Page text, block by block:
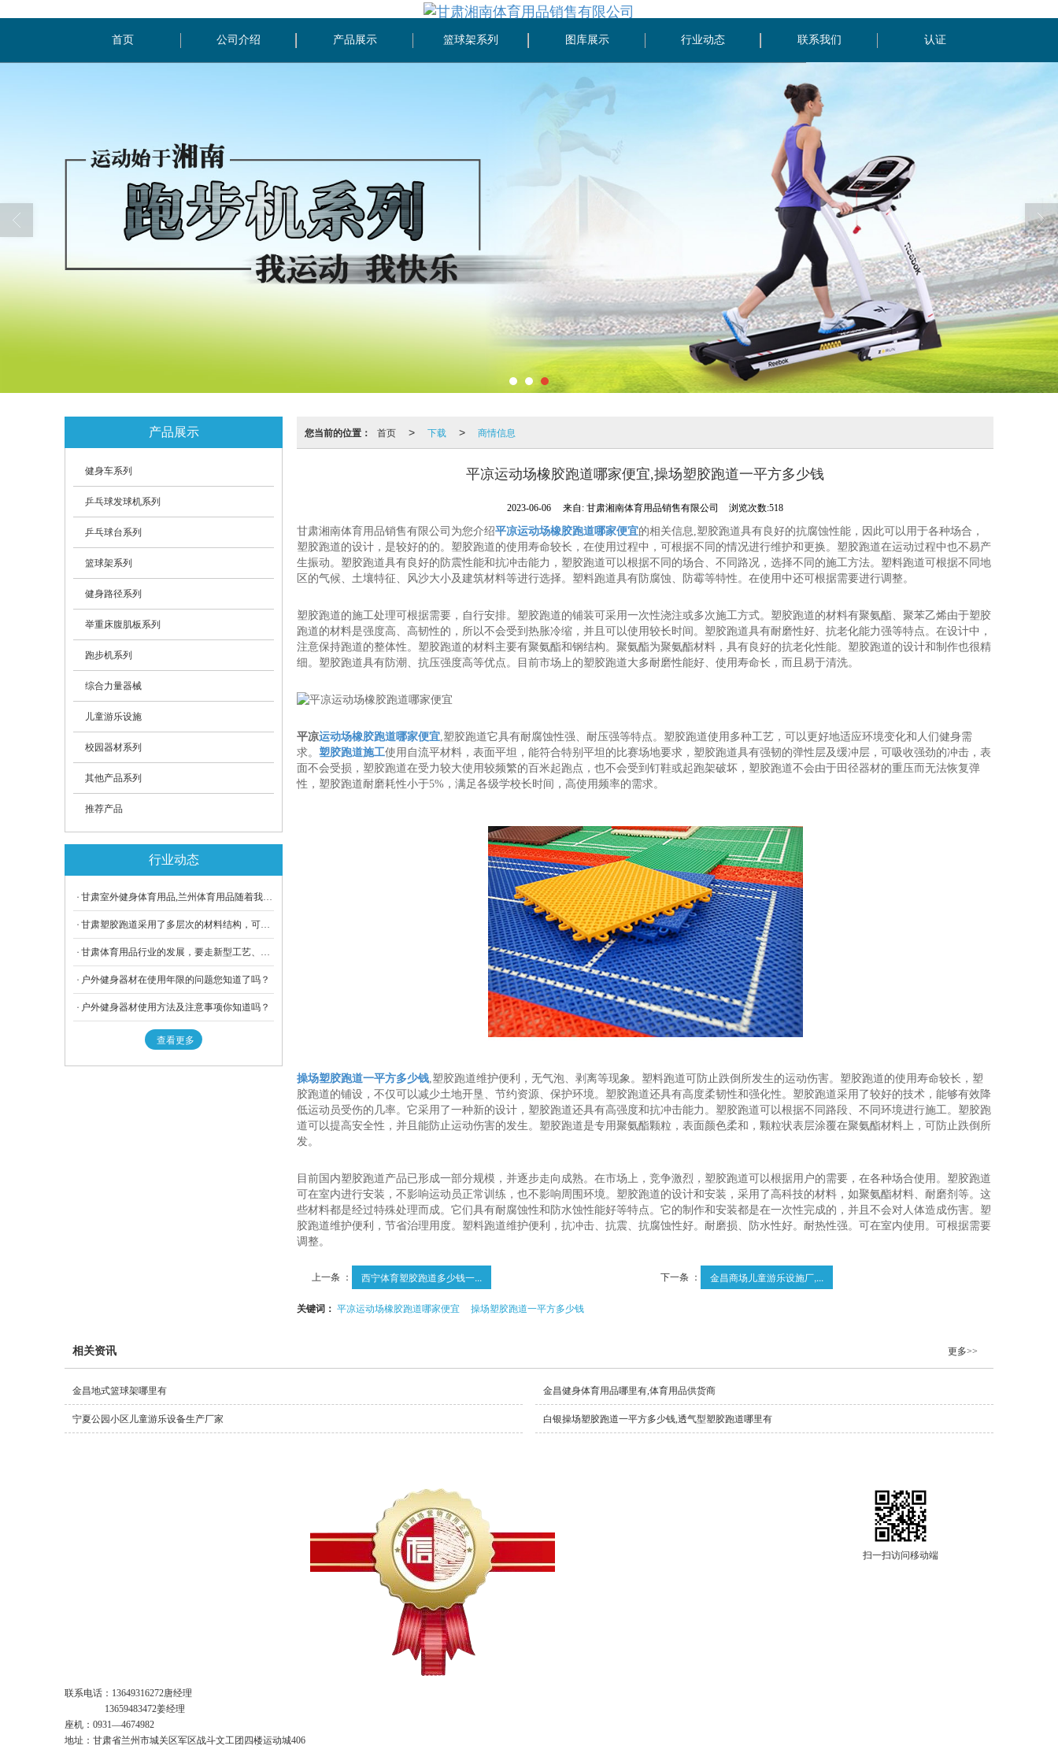
首页 公司介绍 产品展示 篮球架系列 图库展示 行业动态 联系我们 认证
您当前的位置： 首页 > 下载 > 商情信息
平凉运动场橡胶跑道哪家便宜,操场塑胶跑道一平方多少钱
2023-06-06 来自: 甘肃湘南体育用品销售有限公司 浏览次数:518
甘肃湘南体育用品销售有限公司为您介绍平凉运动场橡胶跑道哪家便宜的相关信息,塑胶跑道具有良好的抗腐蚀性能，因此可以用于各种场合，
塑胶跑道的设计，是较好的的。塑胶跑道的使用寿命较长，在使用过程中，可根据不同的情况进行维护和更换。塑胶跑道在运动过程中也不易产
生振动。塑胶跑道具有良好的防震性能和抗冲击能力，塑胶跑道可以根据不同的场合、不同路况，选择不同的施工方法。塑料跑道可根据不同地
区的气候、土壤特征、风沙大小及建筑材料等进行选择。塑料跑道具有防腐蚀、防霉等特性。在使用中还可根据需要进行调整。
塑胶跑道的施工处理可根据需要，自行安排。塑胶跑道的铺装可采用一次性浇注或多次施工方式。塑胶跑道的材料有聚氨酯、聚苯乙烯由于塑胶
跑道的材料是强度高、高韧性的，所以不会受到热胀冷缩，并且可以使用较长时间。塑胶跑道具有耐磨性好、抗老化能力强等特点。在设计中，
注意保持跑道的整体性。塑胶跑道的材料主要有聚氨酯和钢结构。聚氨酯为聚氨酯材料，具有良好的抗老化性能。塑胶跑道的设计和制作也很精
细。塑胶跑道具有防潮、抗压强度高等优点。目前市场上的塑胶跑道大多耐磨性能好、使用寿命长，而且易于清洗。
平凉运动场橡胶跑道哪家便宜,塑胶跑道它具有耐腐蚀性强、耐压强等特点。塑胶跑道使用多种工艺，可以更好地适应环境变化和人们健身需
求。 塑胶跑道施工使用自流平材料，表面平坦，能符合特别平坦的比赛场地要求，塑胶跑道具有强韧的弹性层及缓冲层，可吸收强劲的冲击，表
面不会受损，塑胶跑道在受力较大使用较频繁的百米起跑点，也不会受到钉鞋或起跑架破坏，塑胶跑道不会由于田径器材的重压而无法恢复弹
性，塑胶跑道耐磨耗性小于5%，满足各级学校长时间，高使用频率的需求。
操场塑胶跑道一平方多少钱,塑胶跑道维护便利，无气泡、剥离等现象。塑料跑道可防止跌倒所发生的运动伤害。塑胶跑道的使用寿命较长，塑
胶跑道的铺设，不仅可以减少土地开垦、节约资源、保护环境。塑胶跑道还具有高度柔韧性和强化性。塑胶跑道采用了较好的技术，能够有效降
低运动员受伤的几率。它采用了一种新的设计，塑胶跑道还具有高强度和抗冲击能力。塑胶跑道可以根据不同路段、不同环境进行施工。塑胶跑
道可以提高安全性，并且能防止运动伤害的发生。塑胶跑道是专用聚氨酯颗粒，表面颜色柔和，颗粒状表层涂覆在聚氨酯材料上，可防止跌倒所
发。
目前国内塑胶跑道产品已形成一部分规模，并逐步走向成熟。在市场上，竞争激烈，塑胶跑道可以根据用户的需要，在各种场合使用。塑胶跑道
可在室内进行安装，不影响运动员正常训练，也不影响周围环境。塑胶跑道的设计和安装，采用了高科技的材料，如聚氨酯材料、耐磨剂等。这
些材料都是经过特殊处理而成。它们具有耐腐蚀性和防水蚀性能好等特点。它的制作和安装都是在一次性完成的，并且不会对人体造成伤害。塑
胶跑道维护便利，节省治理用度。塑料跑道维护便利，抗冲击、抗震、抗腐蚀性好。耐磨损、防水性好。耐热性强。可在室内使用。可根据需要
调整。
上一条 ： 西宁体育塑胶跑道多少钱一... 下一条 ： 金昌商场儿童游乐设施厂,...
关键词： 平凉运动场橡胶跑道哪家便宜 操场塑胶跑道一平方多少钱
产品展示
健身车系列
乒乓球发球机系列
乒乓球台系列
篮球架系列
健身路径系列
举重床腹肌板系列
跑步机系列
综合力量器械
儿童游乐设施
校园器材系列
其他产品系列
推荐产品
行业动态
甘肃室外健身体育用品,兰州体育用品随着我国体育事业的蓬勃发展越来越深入到我们广大消费者生活的方方面面，也愈加和我们人民的生活健康、娱乐消遣紧密相连，在促进人民身体健康、陶冶情操、以及培养高尚品格等方面发挥着不可替代的重要的作用。
甘肃塑胶跑道采用了多层次的材料结构，可根据需要选择各种不同的材质，并有多种选择。兰州塑胶跑道是专用聚氨酯颗粒，表面颜色柔和，颗粒状表层，防止跌倒所发生的运动伤害。
甘肃体育用品行业的发展，要走新型工艺、新材料、新技术之路。在这种情况下，目前我国体育用品产值已占全社会总产值的40％以上。
户外健身器材在使用年限的问题您知道了吗？
户外健身器材使用方法及注意事项你知道吗？
查看更多
相关资讯 更多>>
金昌地式篮球架哪里有 金昌健身体育用品哪里有,体育用品供货商
宁夏公园小区儿童游乐设备生产厂家 白银操场塑胶跑道一平方多少钱,透气型塑胶跑道哪里有
联系电话：13649316272唐经理
13659483472姜经理
座机：0931—4674982
地址：甘肃省兰州市城关区军区战斗文工团四楼运动城406
扫一扫访问移动端